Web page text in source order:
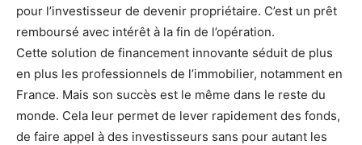
pour l’investisseur de devenir propriétaire. C’est un prêt
remboursé avec intérêt à la fin de l’opération.
Cette solution de financement innovante séduit de plus
en plus les professionnels de l’immobilier, notamment en
France. Mais son succès est le même dans le reste du
monde. Cela leur permet de lever rapidement des fonds,
de faire appel à des investisseurs sans pour autant les